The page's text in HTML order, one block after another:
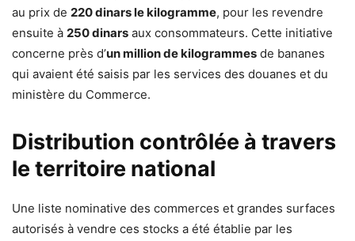
au prix de 220 dinars le kilogramme, pour les revendre
ensuite à 250 dinars aux consommateurs. Cette initiative
concerne près d’un million de kilogrammes de bananes
qui avaient été saisis par les services des douanes et du
ministère du Commerce.
Distribution contrôlée à travers
le territoire national
Une liste nominative des commerces et grandes surfaces
autorisés à vendre ces stocks a été établie par les